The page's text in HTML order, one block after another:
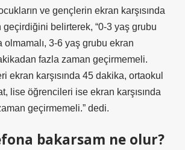
ve gençlerin ekran karşısında
belirterek, “0-3 yaş grubu
olmamalı, 3-6 yaş grubu ekran
fazla zaman geçirmemeli.
ekran karşısında 45 dakika, ortaokul
lise öğrencileri ise ekran karşısında
geçirmemeli.” dedi.
bakarsam ne olur?